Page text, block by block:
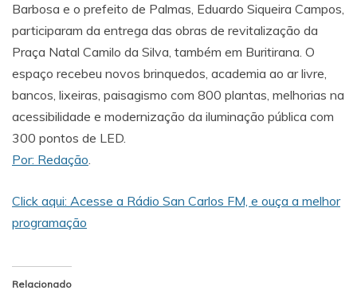
Barbosa e o prefeito de Palmas, Eduardo Siqueira Campos,
participaram da entrega das obras de revitalização da
Praça Natal Camilo da Silva, também em Buritirana. O
espaço recebeu novos brinquedos, academia ao ar livre,
bancos, lixeiras, paisagismo com 800 plantas, melhorias na
acessibilidade e modernização da iluminação pública com
300 pontos de LED.
Por: Redação.
Click aqui: Acesse a Rádio San Carlos FM, e ouça a melhor
programação
Relacionado